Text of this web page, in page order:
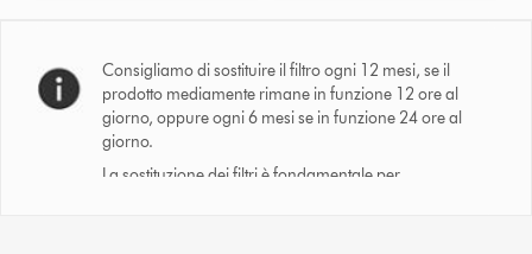
Consigliamo di sostituire il filtro ogni 12 mesi, se il
prodotto mediamente rimane in funzione 12 ore al
giorno, oppure ogni 6 mesi se in funzione 24 ore al
giorno.
La sostituzione dei filtri è fondamentale per